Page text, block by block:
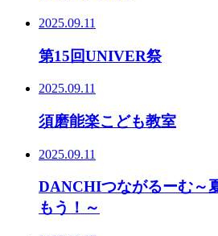
2025.09.11
第15回UNIVER祭
2025.09.11
須磨能楽こども教室
2025.09.11
DANCHIつながるーむ～
もう！～